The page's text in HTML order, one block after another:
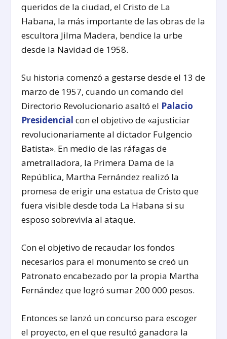
queridos de la ciudad, el Cristo de La
Habana, la más importante de las obras de la
escultora Jilma Madera, bendice la urbe
desde la Navidad de 1958.
Su historia comenzó a gestarse desde el 13 de
marzo de 1957, cuando un comando del
Directorio Revolucionario asaltó el Palacio
Presidencial con el objetivo de «ajusticiar
revolucionariamente al dictador Fulgencio
Batista». En medio de las ráfagas de
ametralladora, la Primera Dama de la
República, Martha Fernández realizó la
promesa de erigir una estatua de Cristo que
fuera visible desde toda La Habana si su
esposo sobrevivía al ataque.
Con el objetivo de recaudar los fondos
necesarios para el monumento se creó un
Patronato encabezado por la propia Martha
Fernández que logró sumar 200 000 pesos.
Entonces se lanzó un concurso para escoger
el proyecto, en el que resultó ganadora la